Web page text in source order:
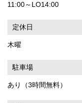
11:00～LO14:00
定休日
木曜
駐車場
あり（3時間無料）